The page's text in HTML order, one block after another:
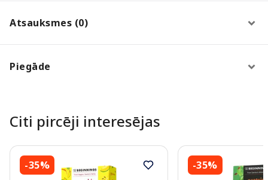
Atsauksmes (0)
Piegāde
Citi pircēji interesējas
-35% -35%